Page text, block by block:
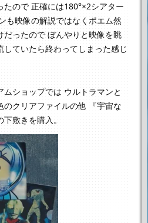
たので 正確には180°×2シアター
も映像の解説ではなくポエム然
だったのでぼんやりと映像を眺
ていたら終わってしまった感じ
ムショップでは ウルトラマンと
のクリアファイルの他 『宇宙な
敷きを購入。